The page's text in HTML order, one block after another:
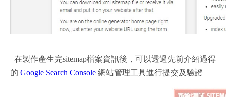
在製作產生完sitemap檔案資訊後，可以透過先前介紹過得
的 Google Search Console 網站管理工具進行提交及驗證